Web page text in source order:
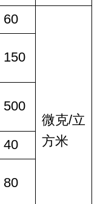
60
微克/立
方米
150
500
40
80